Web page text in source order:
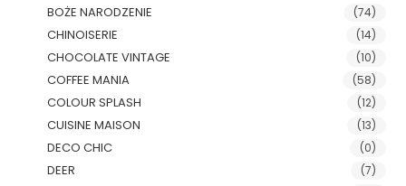
BOŻE NARODZENIE (74)
CHINOISERIE (14)
CHOCOLATE VINTAGE (10)
COFFEE MANIA (58)
COLOUR SPLASH (12)
CUISINE MAISON (13)
DECO CHIC (0)
DEER (7)